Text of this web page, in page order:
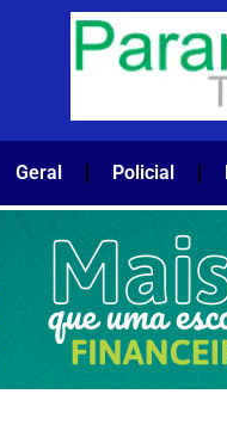
Geral Policial